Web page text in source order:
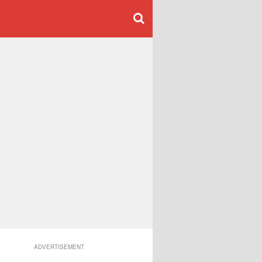
ADVERTISEMENT